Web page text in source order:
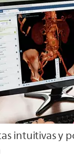
intuitivas y